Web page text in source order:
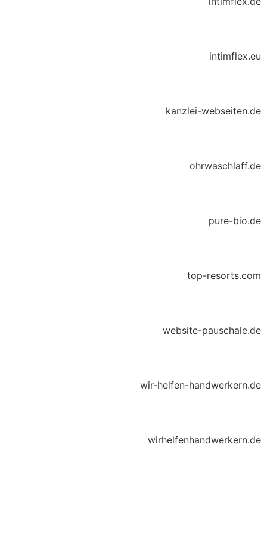
intimflex.eu
kanzlei-webseiten.de
ohrwaschlaff.de
pure-bio.de
top-resorts.com
website-pauschale.de
wir-helfen-handwerkern.de
wirhelfenhandwerkern.de